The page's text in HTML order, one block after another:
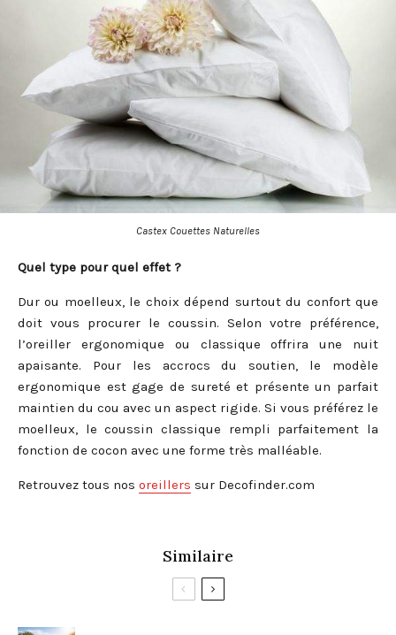
Castex Couettes Naturelles
Quel type pour quel effet ?
Dur ou moelleux, le choix dépend surtout du confort que
doit vous procurer le coussin. Selon votre préférence,
l’oreiller ergonomique ou classique offrira une nuit
apaisante. Pour les accrocs du soutien, le modèle
ergonomique est gage de sureté et présente un parfait
maintien du cou avec un aspect rigide. Si vous préférez le
moelleux, le coussin classique rempli parfaitement la
fonction de cocon avec une forme très malléable.
Retrouvez tous nos oreillers sur Decofinder.com
Similaire